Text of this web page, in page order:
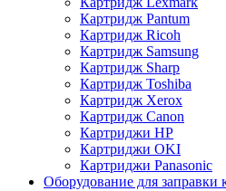
Картридж Pantum
Картридж Ricoh
Картридж Samsung
Картридж Sharp
Картридж Toshiba
Картридж Xerox
Картридж Сanon
Картриджи HP
Картриджи OKI
Картриджи Panasonic
Оборудование для заправки